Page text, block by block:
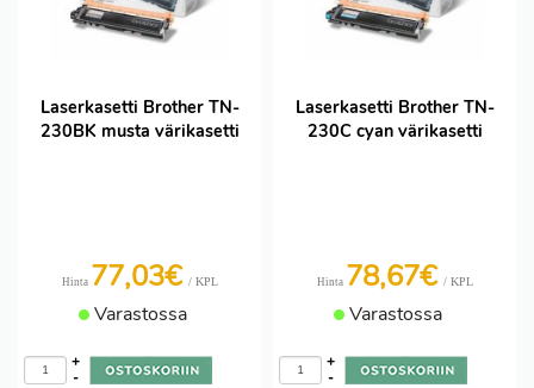
Laserkasetti Brother TN-
230BK musta värikasetti
Hinta 77,03€ / KPL
Varastossa
-
+
Laserkasetti Brother TN-
230C cyan värikasetti
Hinta 78,67€ / KPL
Varastossa
-
+